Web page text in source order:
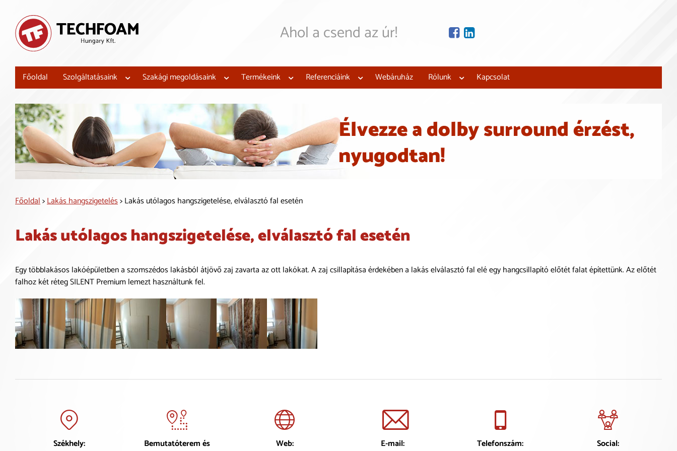
Ahol a csend az úr!
Főoldal Szolgáltatásaink Szakági megoldásaink Termékeink Referenciáink Webáruház Rólunk Kapcsolat
Élvezze a dolby surround érzést,
nyugodtan!
Hangszigeteljen az új lakásfelújítási
támogatással!
Mi megtervezzük, legyártjuk és beépítjük!
Főoldal>Lakás hangszigetelés> Lakás utólagos hangszigetelése, elválasztó fal esetén
Lakás utólagos hangszigetelése, elválasztó fal esetén
Egy többlakásos lakóépületben a szomszédos lakásból átjövő zaj zavarta az ott lakókat. A zaj csillapítása érdekében a lakás elválasztó fal elé egy hangcsillapító előtét falat építettünk. Az előtét
falhoz két réteg SILENT Premium lemezt használtunk fel.
Székhely:
Bemutatóterem és
Web:
E-mail:
Telefonszám:
Social: